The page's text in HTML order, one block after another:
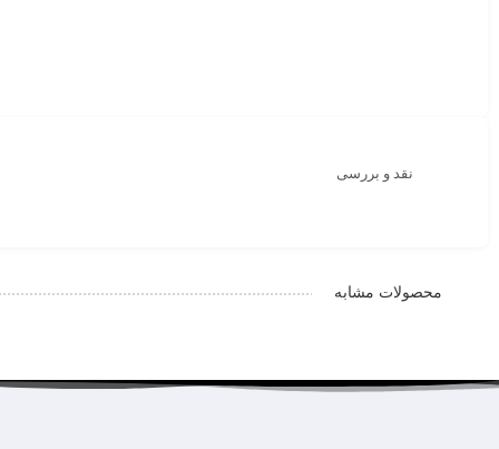
نقد و بررسی
محصولات مشابه